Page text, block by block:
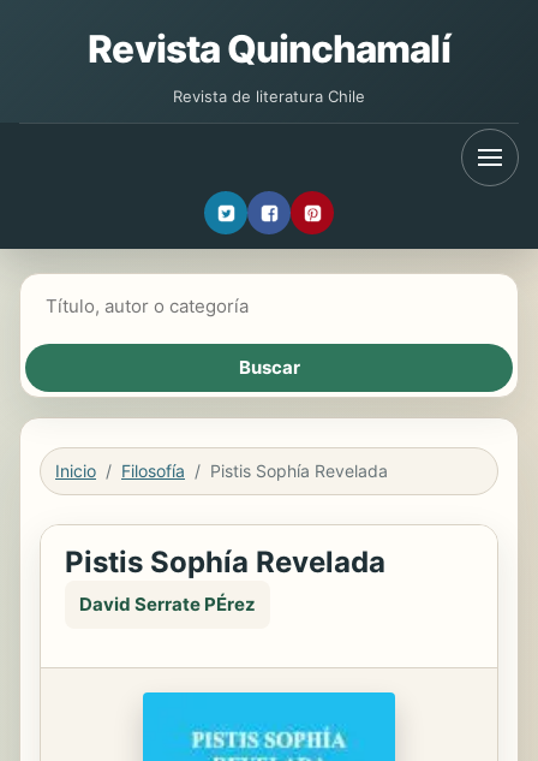
Revista Quinchamalí
Revista de literatura Chile
Inicio Filosofía Pistis Sophía Revelada
Pistis Sophía Revelada
David Serrate PÉrez